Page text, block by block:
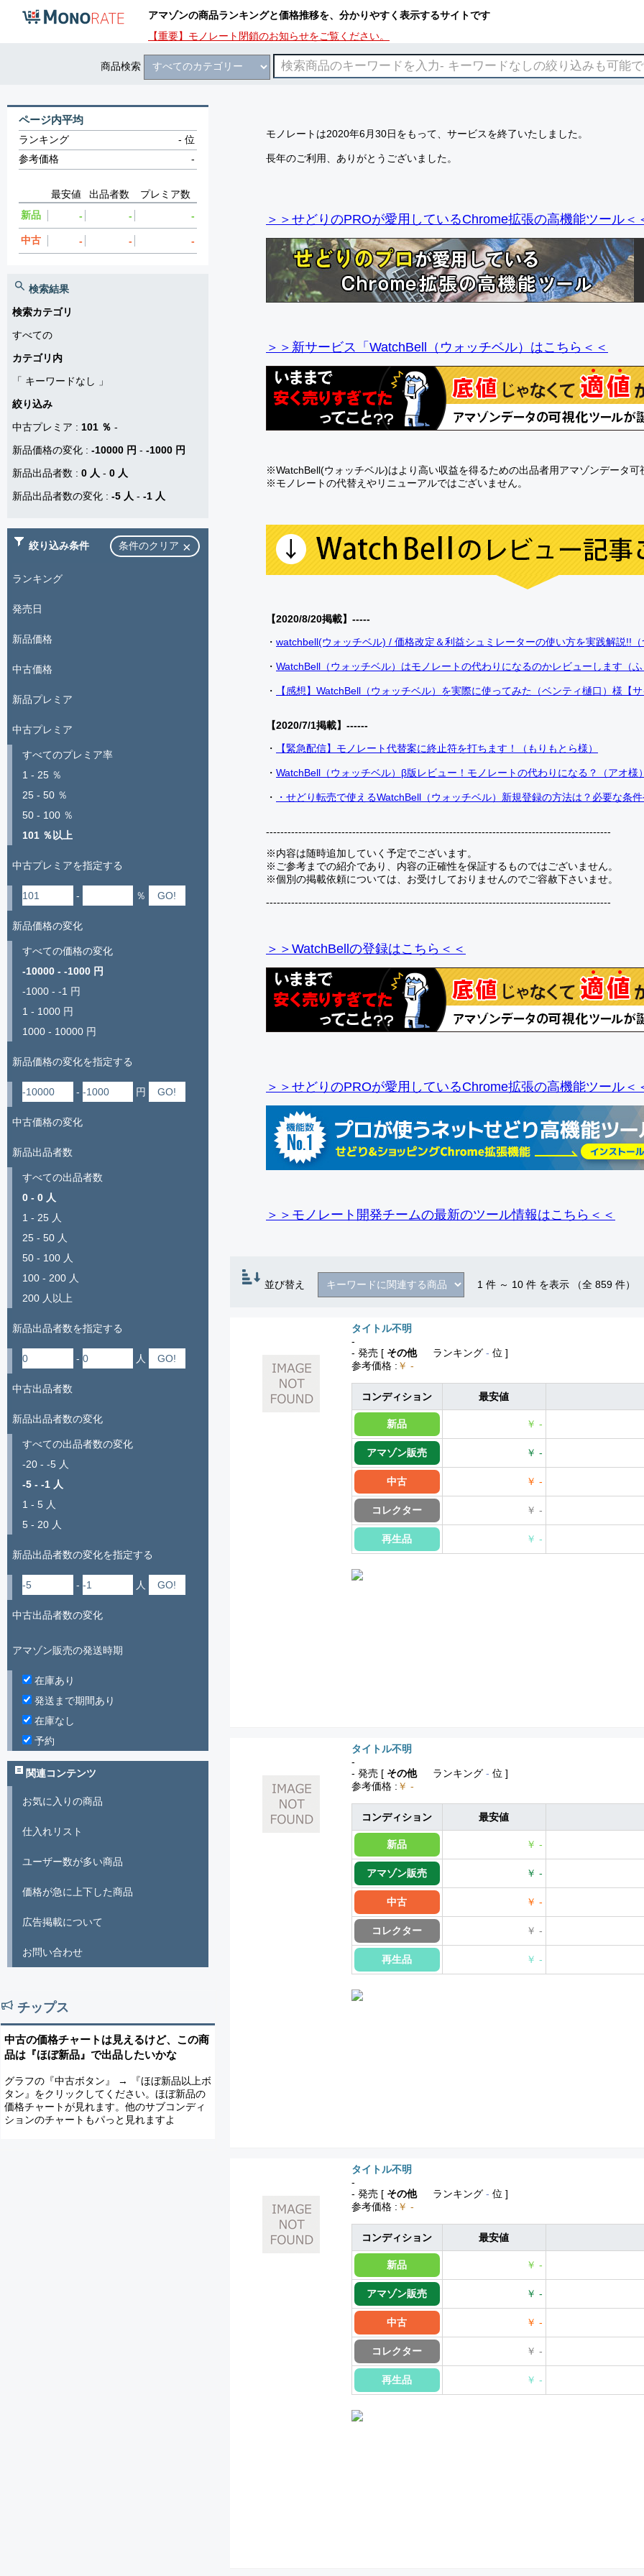
アマゾンの商品ランキングと価格推移を、分かりやすく表示するサイトです
【重要】モノレート閉鎖のお知らせをご覧ください。
商品検索
モノレートは2020年6月30日をもって、サービスを終了いたしました。
長年のご利用、ありがとうございました。
＞＞せどりのPROが愛用しているChrome拡張の高機能ツール＜
＞＞新サービス「WatchBell（ウォッチベル）はこちら＜＜
※WatchBell(ウォッチベル)はより高い収益を得るための出品者用アマゾンデータ可
※モノレートの代替えやリニューアルではございません。
【2020/8/20掲載】-----
・ watchbell(ウォッチベル) / 価格改定＆利益シュミレーターの使い方を実践解説!!
・ WatchBell（ウォッチベル）はモノレートの代わりになるのかレビューします（
・ 【感想】WatchBell（ウォッチベル）を実際に使ってみた（ベンティ樋口）様【
【2020/7/1掲載】------
・
【緊急配信】モノレート代替案に終止符を打ちます！（もりもとら様）
・ WatchBell（ウォッチベル）β版レビュー！モノレートの代わりになる？（アオ様
・ ・せどり転売で使えるWatchBell（ウォッチベル）新規登録の方法は？必要な条
------------------------------------------------------------------------------------------------
※内容は随時追加していく予定でございます。
※ご参考までの紹介であり、内容の正確性を保証するものではございません。
※個別の掲載依頼については、お受けしておりませんのでご容赦下さいませ。
------------------------------------------------------------------------------------------------
＞＞WatchBellの登録はこちら＜＜
＞＞せどりのPROが愛用しているChrome拡張の高機能ツール＜
＞＞モノレート開発チームの最新のツール情報はこちら＜＜
並び替え 1 件 ～ 10 件 を表示 （全 859 件）
タイトル不明
-
- 発売 [ その他 ランキング - 位 ]
参考価格 : ￥ -
コンディション 最安値
新品 ￥ -
アマゾン販売 ￥ -
中古 ￥ -
コレクター ￥ -
再生品 ￥ -
タイトル不明
-
- 発売 [ その他 ランキング - 位 ]
参考価格 : ￥ -
コンディション 最安値
新品 ￥ -
アマゾン販売 ￥ -
中古 ￥ -
コレクター ￥ -
再生品 ￥ -
タイトル不明
-
- 発売 [ その他 ランキング - 位 ]
参考価格 : ￥ -
コンディション 最安値
新品 ￥ -
アマゾン販売 ￥ -
中古 ￥ -
コレクター ￥ -
再生品 ￥ -
ページ内平均
ランキング -位
参考価格
-
最安値 出品者数
プレミア数
新品
- - -
中古 - - -
検索結果
検索カテゴリ
すべての
カテゴリ内
「 キーワードなし
」
絞り込み
中古プレミア : 101 ％ -
新品価格の変化 : -10000 円 - -1000 円
新品出品者数 : 0 人 - 0 人
新品出品者数の変化 : -5 人 - -1 人
絞り込み条件 条件のクリア
ランキング
発売日
新品価格
中古価格
新品プレミア
中古プレミア
すべてのプレミア率
1 - 25 ％
25 - 50 ％
50 - 100 ％
101 ％以上
中古プレミアを指定する
- ％
新品価格の変化
すべての価格の変化
-10000 - -1000 円
-1000 - -1 円
1 - 1000 円
1000 - 10000 円
新品価格の変化を指定する
- 円
中古価格の変化
新品出品者数
すべての出品者数
0 - 0 人
1 - 25 人
25 - 50 人
50 - 100 人
100 - 200 人
200 人以上
新品出品者数を指定する
- 人
中古出品者数
新品出品者数の変化
すべての出品者数の変化
-20 - -5 人
-5 - -1 人
1 - 5 人
5 - 20 人
新品出品者数の変化を指定する
- 人
中古出品者数の変化
アマゾン販売の発送時期
在庫あり
発送まで期間あり
在庫なし
予約
関連コンテンツ
お気に入りの商品
仕入れリスト
ユーザー数が多い商品
価格が急に上下した商品
広告掲載について
お問い合わせ
チップス
中古の価格チャートは見えるけど、この商
品は『ほぼ新品』で出品したいかな
グラフの『中古ボタン』 → 『ほぼ新品以上ボ
タン』をクリックしてください。ほぼ新品の
価格チャートが見れます。他のサブコンディ
ションのチャートもパっと見れますよ